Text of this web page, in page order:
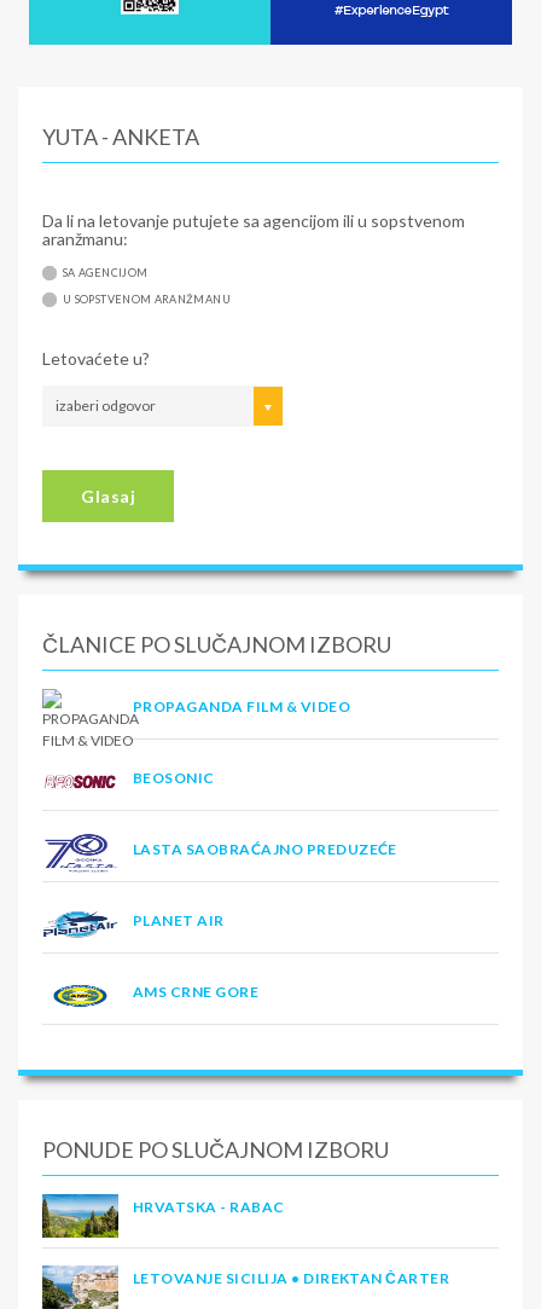
YUTA - ANKETA
Da li na letovanje putujete sa agencijom ili u sopstvenom
aranžmanu:
SA AGENCIJOM
U SOPSTVENOM ARANŽMANU
Letovaćete u?
izaberi odgovor
Glasaj
ČLANICE PO SLUČAJNOM IZBORU
PROPAGANDA FILM & VIDEO
BEOSONIC
LASTA SAOBRAĆAJNO PREDUZEĆE
PLANET AIR
AMS CRNE GORE
PONUDE PO SLUČAJNOM IZBORU
HRVATSKA - RABAC
LETOVANJE SICILIJA • DIREKTAN ČARTER